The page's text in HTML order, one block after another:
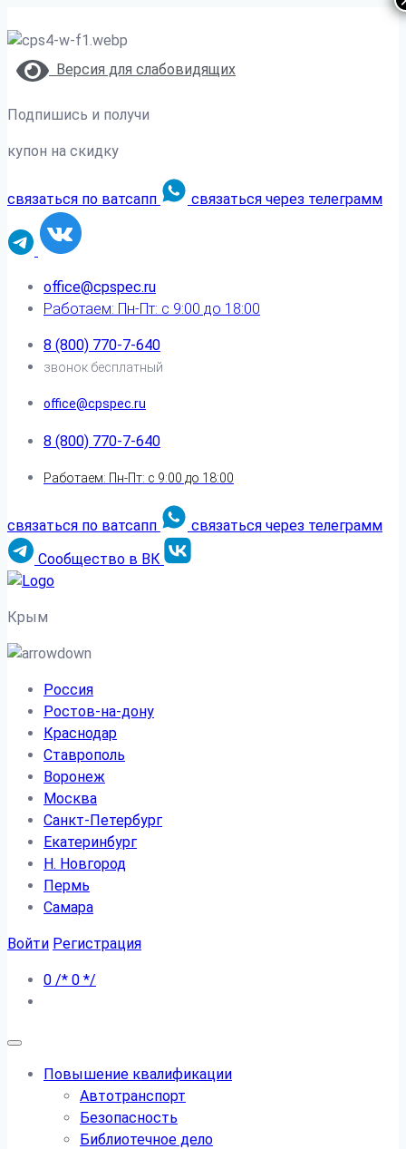
Версия для слабовидящих
Подпишись и получи
купон на скидку
связаться по ватсапп связаться через телеграмм
office@cpspec.ru
Работаем: Пн-Пт: с 9:00 до 18:00
8 (800) 770-7-640
звонок бесплатный
office@cpspec.ru
8 (800) 770-7-640
Работаем: Пн-Пт: с 9:00 до 18:00
связаться по ватсапп
связаться через телеграмм
Сообщество в ВК
Крым
Россия
Ростов-на-дону
Краснодар
Ставрополь
Воронеж
Москва
Санкт-Петербург
Екатеринбург
Н. Новгород
Пермь
Самара
Войти Регистрация
0 /* 0 */
Повышение квалификации
Автотранспорт
Безопасность
Библиотечное дело